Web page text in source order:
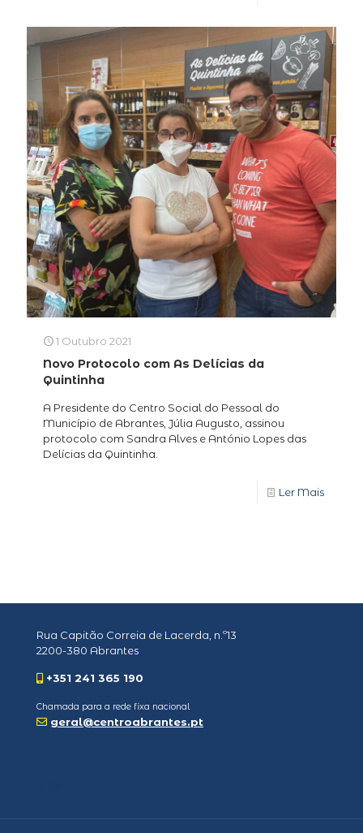
1 Outubro 2021
Novo Protocolo com As Delícias da
Quintinha
A Presidente do Centro Social do Pessoal do
Município de Abrantes, Júlia Augusto, assinou
protocolo com Sandra Alves e António Lopes das
Delícias da Quintinha.
Ler Mais
Rua Capitão Correia de Lacerda, n.º13
2200-380 Abrantes
+351 241 365 190
Chamada para a rede fixa nacional
geral@centroabrantes.pt